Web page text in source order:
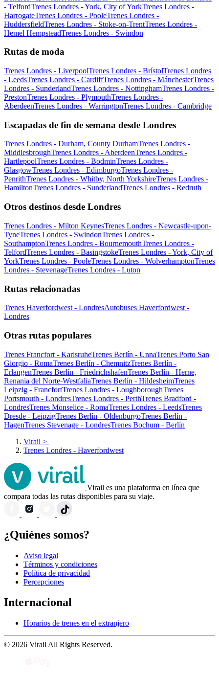
- TelfordTrenes Londres - York, City of YorkTrenes Londres -
HarrogateTrenes Londres - PooleTrenes Londres -
HuddersfieldTrenes Londres - Stoke-on-TrentTrenes Londres -
Hemel HempsteadTrenes Londres - Swindon
Rutas de moda
Trenes Londres - LiverpoolTrenes Londres - BrístolTrenes Londres
- LeedsTrenes Londres - CardiffTrenes Londres - MánchesterTrenes
Londres - SunderlandTrenes Londres - NottinghamTrenes Londres -
PrestonTrenes Londres - PlymouthTrenes Londres -
AberdeenTrenes Londres - WarringtonTrenes Londres - Cambridge
Escapadas de fin de semana desde Londres
Trenes Londres - Durham, County DurhamTrenes Londres -
MiddlesbroughTrenes Londres - AberdeenTrenes Londres -
HartlepoolTrenes Londres - BodminTrenes Londres -
GlasgowTrenes Londres - EdimburgoTrenes Londres -
PenrithTrenes Londres - Whitby, North YorkshireTrenes Londres -
HamiltonTrenes Londres - SunderlandTrenes Londres - Redruth
Otros destinos desde Londres
Trenes Londres - Milton KeynesTrenes Londres - Newcastle-upon-
TyneTrenes Londres - SwindonTrenes Londres -
SouthamptonTrenes Londres - BournemouthTrenes Londres -
TelfordTrenes Londres - BasingstokeTrenes Londres - York, City of
YorkTrenes Londres - PooleTrenes Londres - WolverhamptonTrenes
Londres - StevenageTrenes Londres - Luton
Rutas relacionadas
Trenes Haverfordwest - LondresAutobuses Haverfordwest -
Londres
Otras rutas populares
Trenes Francfort - KarlsruheTrenes Berlín - UnnaTrenes Porto San
Giorgio - RomaTrenes Berlín - ChemnitzTrenes Berlín -
ErlangenTrenes Berlín - FriedrichshafenTrenes Berlín - Herne,
Renania del Norte-WestfaliaTrenes Berlín - HildesheimTrenes
Leipzig - FrancfortTrenes Londres - LoughboroughTrenes
Portsmouth - LondresTrenes Londres - PerthTrenes Bradford -
LondresTrenes Monselice - RomaTrenes Londres - LeedsTrenes
Dresde - LeipzigTrenes Berlín - OldenburgoTrenes Berlín -
HagenTrenes Stevenage - LondresTrenes Bochum - Berlín
Virail >
Trenes Londres - Haverfordwest
Virail es una plataforma en línea que
compara todas las rutas disponibles para su viaje.
¿Quiénes somos?
Aviso legal
Términos y condiciones
Política de privacidad
Percepciones
Internacional
Horarios de trenes en el extranjero
© 2026 Virail All Rights Reserved.